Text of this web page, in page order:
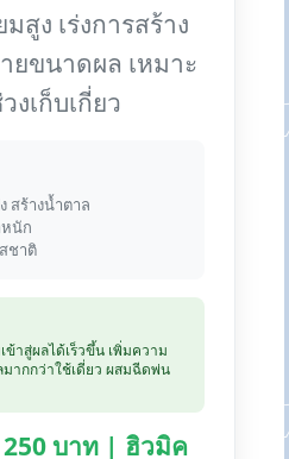
สูง เร่งการสร้าง
ยขนาดผล เหมาะ
งเก็บเกี่ยว
สร้างน้ำตาล
นัก
ชาติ
าสู่ผลได้เร็วขึ้น เพิ่มความ
ากกว่าใช้เดี่ยว ผสมฉีดพ่น
250 บาท | ฮิวมิค